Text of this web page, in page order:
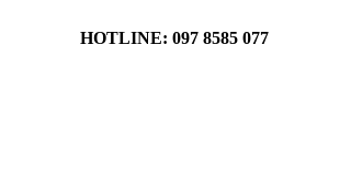
HOTLINE: 097 8585 077